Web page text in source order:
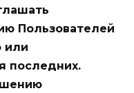
Пользователей
или
последних.